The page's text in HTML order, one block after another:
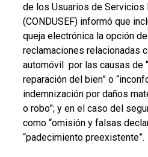
de los Usuarios de Servicios
(CONDUSEF) informó que
queja electrónica la opción
reclamaciones relacionadas
automóvil por las causas de
reparación del bien” o
indemnización por daños
o robo”; y en el caso del
como “omisión y falsas
“padecimiento preexistente”.